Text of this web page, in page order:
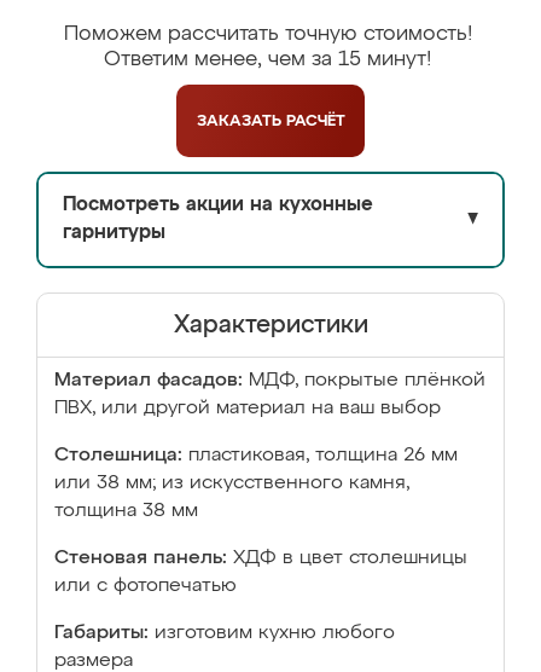
Поможем рассчитать точную стоимость!
Ответим менее, чем за 15 минут!
ЗАКАЗАТЬ РАСЧЁТ
Посмотреть акции на кухонные
гарнитуры
▼
Характеристики
Материал фасадов: МДФ, покрытые плёнкой
ПВХ, или другой материал на ваш выбор
Столешница: пластиковая, толщина 26 мм
или 38 мм; из искусственного камня,
толщина 38 мм
Стеновая панель: ХДФ в цвет столешницы
или с фотопечатью
Габариты: изготовим кухню любого
размера